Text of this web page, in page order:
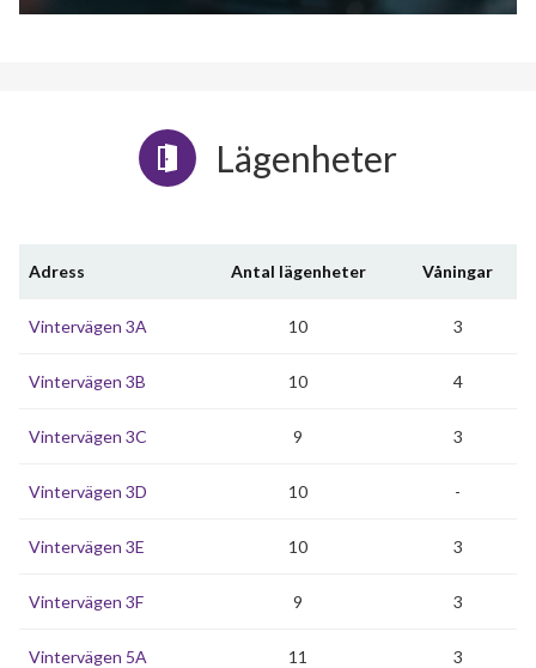
Lägenheter
Adress Antal lägenheter Våningar
Vintervägen 3A 10 3
Vintervägen 3B 10 4
Vintervägen 3C 9 3
Vintervägen 3D 10 -
Vintervägen 3E 10 3
Vintervägen 3F 9 3
Vintervägen 5A 11 3